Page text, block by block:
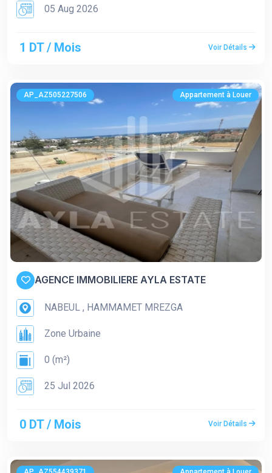
05 Aug 2026
1 DT / Mois Voir Détails
AP_AZ505227506 Appartement à Louer
AGENCE IMMOBILIERE AYLA ESTATE
NABEUL , HAMMAMET MREZGA
Zone Urbaine
0 (m²)
25 Jul 2026
0 DT / Mois Voir Détails